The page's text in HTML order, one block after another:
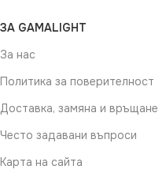
ЗА GAMALIGHT
За нас
Политика за поверителност
Доставка, замяна и връщане
Често задавани въпроси
Карта на сайта